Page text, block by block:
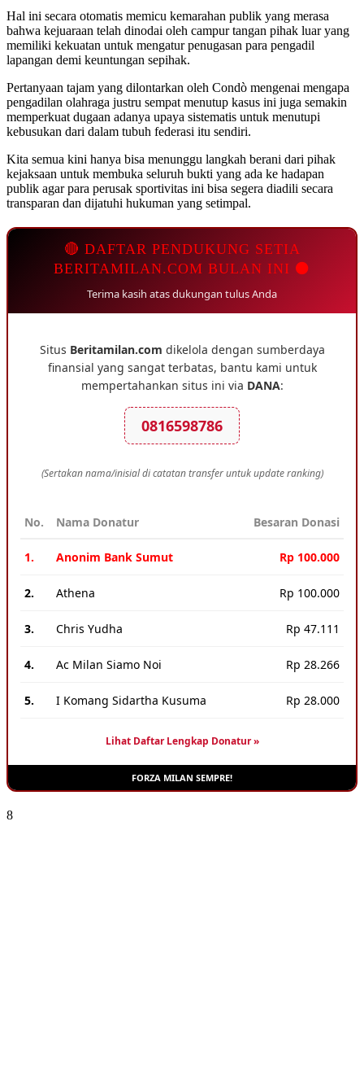
Hal ini secara otomatis memicu kemarahan publik yang merasa
bahwa kejuaraan telah dinodai oleh campur tangan pihak luar yang
memiliki kekuatan untuk mengatur penugasan para pengadil
lapangan demi keuntungan sepihak.
Pertanyaan tajam yang dilontarkan oleh Condò mengenai mengapa
pengadilan olahraga justru sempat menutup kasus ini juga semakin
memperkuat dugaan adanya upaya sistematis untuk menutupi
kebusukan dari dalam tubuh federasi itu sendiri.
Kita semua kini hanya bisa menunggu langkah berani dari pihak
kejaksaan untuk membuka seluruh bukti yang ada ke hadapan
publik agar para perusak sportivitas ini bisa segera diadili secara
transparan dan dijatuhi hukuman yang setimpal.
🔴 DAFTAR PENDUKUNG SETIA
BERITAMILAN.COM BULAN INI ⚫
Terima kasih atas dukungan tulus Anda
Situs Beritamilan.com dikelola dengan sumberdaya
finansial yang sangat terbatas, bantu kami untuk
mempertahankan situs ini via DANA:
0816598786
(Sertakan nama/inisial di catatan transfer untuk update ranking)
No. Nama Donatur Besaran Donasi
1. Anonim Bank Sumut Rp 100.000
2. Athena Rp 100.000
3. Chris Yudha Rp 47.111
4. Ac Milan Siamo Noi Rp 28.266
5. I Komang Sidartha Kusuma Rp 28.000
Lihat Daftar Lengkap Donatur »
FORZA MILAN SEMPRE!
8